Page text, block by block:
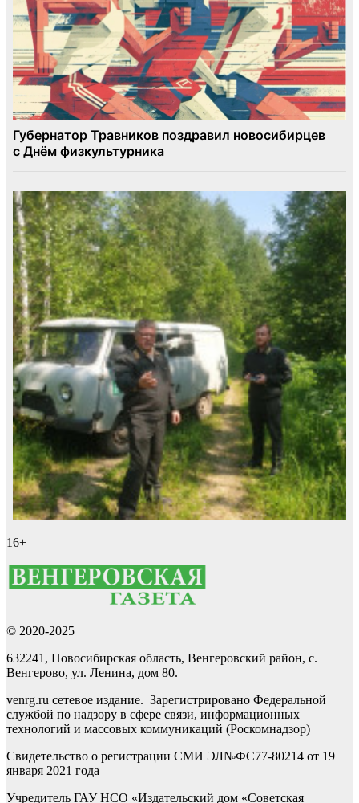
16+
© 2020-2025
632241, Новосибирская область, Венгеровский район, с.
Венгерово, ул. Ленина, дом 80.
venrg.ru сетевое издание. Зарегистрировано Федеральной
службой по надзору в сфере связи, информационных
технологий и массовых коммуникаций (Роскомнадзор)
Свидетельство о регистрации СМИ ЭЛ№ФС77-80214 от 19
января 2021 года
Учредитель ГАУ НСО «Издательский дом «Советская